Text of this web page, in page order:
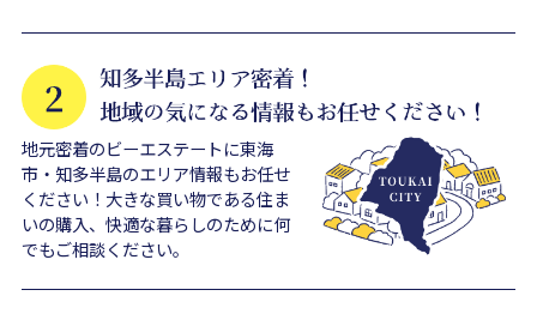
地元密着のビーエステートに東海
市・知多半島のエリア情報もお任せ
ください！大きな買い物である住ま
いの購入、快適な暮らしのために何
でもご相談ください。